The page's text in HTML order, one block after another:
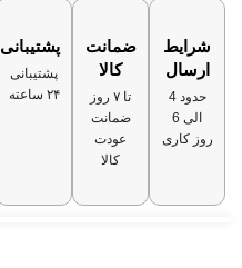
شرایط
ارسال
حدود 4
الی 6
روز کاری
ضمانت
کالا
تا ۷ روز
ضمانت
عودت
کالا
پشتیبانی
پشتیبانی
۲۴ ساعته